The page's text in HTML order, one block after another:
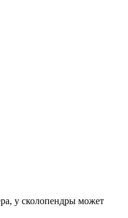
у сколопендры может